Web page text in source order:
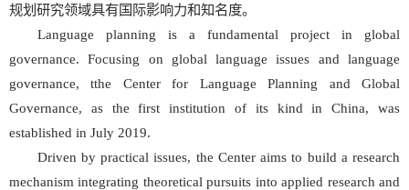
规划研究领域具有国际影响力和知名度。
Language planning is a fundamental project in global
governance. Focusing on global language issues and language
governance, tthe Center for Language Planning and Global
Governance, as the first institution of its kind in China, was
established in July 2019.
Driven by practical issues, the Center aims to build a research
mechanism integrating theoretical pursuits into applied research and